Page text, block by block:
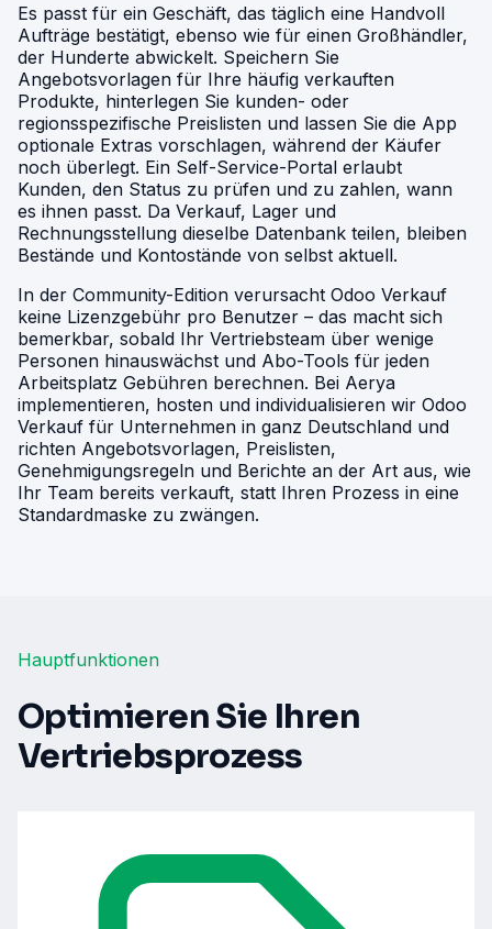
Es passt für ein Geschäft, das täglich eine Handvoll
Aufträge bestätigt, ebenso wie für einen Großhändler,
der Hunderte abwickelt. Speichern Sie
Angebotsvorlagen für Ihre häufig verkauften
Produkte, hinterlegen Sie kunden- oder
regionsspezifische Preislisten und lassen Sie die App
optionale Extras vorschlagen, während der Käufer
noch überlegt. Ein Self-Service-Portal erlaubt
Kunden, den Status zu prüfen und zu zahlen, wann
es ihnen passt. Da Verkauf, Lager und
Rechnungsstellung dieselbe Datenbank teilen, bleiben
Bestände und Kontostände von selbst aktuell.
In der Community-Edition verursacht Odoo Verkauf
keine Lizenzgebühr pro Benutzer – das macht sich
bemerkbar, sobald Ihr Vertriebsteam über wenige
Personen hinauswächst und Abo-Tools für jeden
Arbeitsplatz Gebühren berechnen. Bei Aerya
implementieren, hosten und individualisieren wir Odoo
Verkauf für Unternehmen in ganz Deutschland und
richten Angebotsvorlagen, Preislisten,
Genehmigungsregeln und Berichte an der Art aus, wie
Ihr Team bereits verkauft, statt Ihren Prozess in eine
Standardmaske zu zwängen.
Hauptfunktionen
Optimieren Sie Ihren
Vertriebsprozess